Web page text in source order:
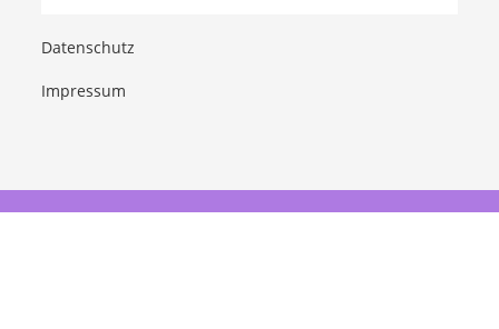
Datenschutz
Impressum